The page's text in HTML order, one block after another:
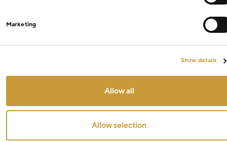
Marketing
Show details
Allow all
Allow selection
Filtry